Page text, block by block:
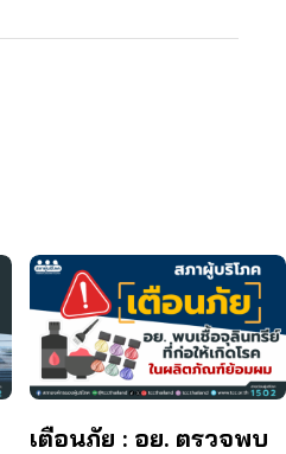
เตือนภัย : อย. ตรวจพบ